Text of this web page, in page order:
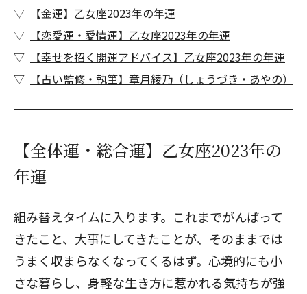
【金運】乙女座2023年の年運
【恋愛運・愛情運】乙女座2023年の年運
【幸せを招く開運アドバイス】乙女座2023年の年運
【占い監修・執筆】章月綾乃（しょうづき・あやの）
【全体運・総合運】乙女座2023年の
年運
組み替えタイムに入ります。これまでがんばって
きたこと、大事にしてきたことが、そのままでは
うまく収まらなくなってくるはず。心境的にも小
さな暮らし、身軽な生き方に惹かれる気持ちが強